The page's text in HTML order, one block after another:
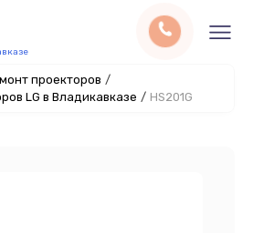
проекторов /
LG в Владикавказе / HS201G